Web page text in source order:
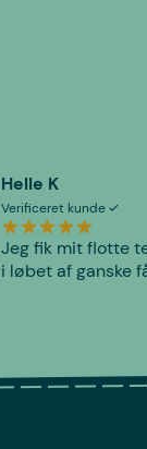
Helle K
Verificeret kunde
Jeg fik mit flotte
i løbet af ganske